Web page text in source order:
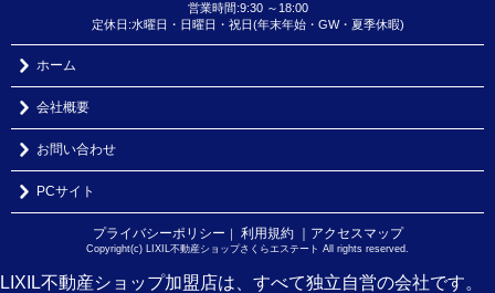
営業時間:9:30 ～18:00
定休日:水曜日・日曜日・祝日(年末年始・GW・夏季休暇)
ホーム
会社概要
お問い合わせ
PCサイト
プライバシーポリシー 利用規約 ｜アクセスマップ
Copyright(c) LIXIL不動産ショップさくらエステート All rights reserved.
LIXIL不動産ショップ加盟店は、すべて独立自営の会社です。